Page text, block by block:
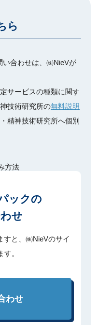
ら
合わせは、㈱NieVが
サービスの種類に関す
技術研究所の無料説明
精神技術研究所へ個別
ックの
せ
すと、㈱NieVのサイ
す。
わせ